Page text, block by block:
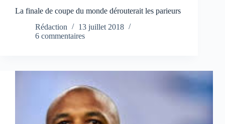
La finale de coupe du monde dérouterait les parieurs
Rédaction
13 juillet 2018
6 commentaires